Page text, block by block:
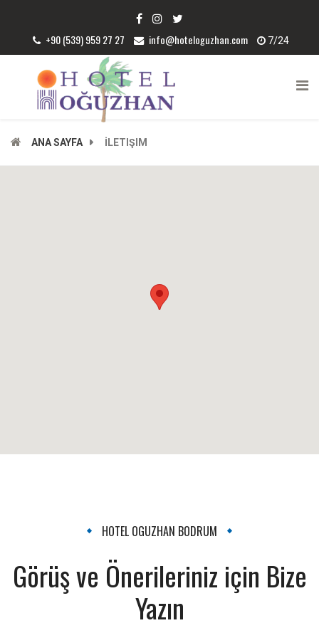
+90 (539) 959 27 27 info@hoteloguzhan.com 7/24
ANA SAYFA İLETIŞIM
HOTEL OGUZHAN BODRUM
Görüş ve Önerileriniz için Bize
Yazın